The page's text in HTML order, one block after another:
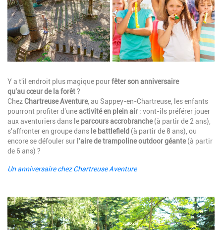
Description
Y a t'il endroit plus magique pourfêter son anniversaire
qu'au cœur de la forêt?
ChezChartreuse Aventure, au Sappey-en-Chartreuse, les enfants
pourront profiter d'uneactivité en plein air : vont-ils préférer jouer
aux aventuriers dans le parcours accrobranche(à partir de 2 ans),
s'affronter en groupe dans le battlefield (à partir de 8 ans), ou
encore se défouler sur l'aire de trampoline outdoor géante(à partir
de 6 ans) ?
Un anniversaire chez Chartreuse Aventure
Image